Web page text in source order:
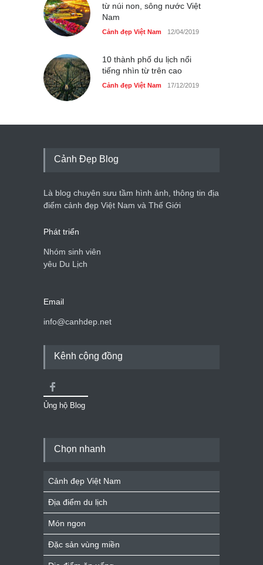
từ núi non, sông nước Việt
Nam
Cảnh đẹp Việt Nam 12/04/2019
10 thành phố du lịch nổi
tiếng nhìn từ trên cao
Cảnh đẹp Việt Nam 17/12/2019
Cảnh Đẹp Blog
Là blog chuyên sưu tầm hình ảnh, thông tin địa
điểm cảnh đẹp Việt Nam và Thế Giới
Phát triển
Nhóm sinh viên
yêu Du Lịch
Email
info@canhdep.net
Kênh cộng đồng
Ủng hộ Blog
Chọn nhanh
Cảnh đẹp Việt Nam
Địa điểm du lịch
Món ngon
Đặc sản vùng miền